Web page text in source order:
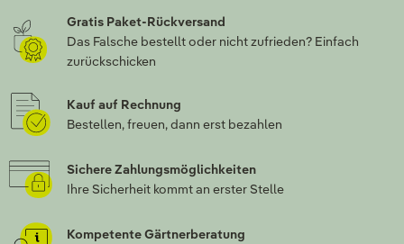
Gratis Paket-Rückversand
Das Falsche bestellt oder nicht zufrieden? Einfach
zurückschicken
Kauf auf Rechnung
Bestellen, freuen, dann erst bezahlen
Sichere Zahlungsmöglichkeiten
Ihre Sicherheit kommt an erster Stelle
Kompetente Gärtnerberatung